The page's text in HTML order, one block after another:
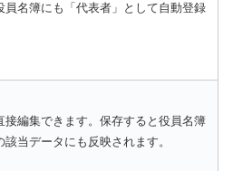
員名簿にも「代表者」として自動登録
接編集できます。保存すると役員名簿
当データにも反映されます。